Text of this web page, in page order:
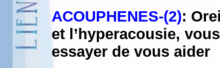
ACOUPHENES-(2):
et l’hyperacousie,
essayer de vous aider